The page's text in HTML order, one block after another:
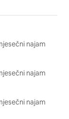
najam
najam
najam